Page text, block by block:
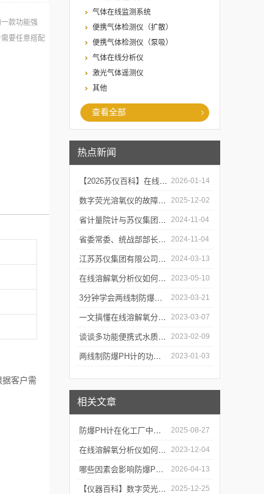
气体在线监测系统
便携气体检测仪（扩散）
便携气体检测仪（泵吸）
气体在线分析仪
激光气体遥测仪
其他
查看全部
热点新闻
【2026苏仪百科】在线溶解氧分析仪的工作原及应用领域 2026-01-14
数字荧光溶氧仪的故障诊断与可靠性分析 2025-12-02
省计量院计与苏仪集团开展党建共建活动 2024-11-04
省委常委、统战部部长胡广杰来金调研 2024-11-04
江苏苏仪集团有限公司感恩回顾2023 携手并进2024 2024-03-13
在线溶解氧分析仪如何校准和维护？ 2023-05-10
3分钟学会两线制防爆PH计的操作步骤 2023-03-21
一文搞懂在线溶解氧分析仪的10个性能特点 2023-03-07
谈谈多功能便携式水质分析仪的功能特点 2023-02-09
两线制防爆PH计的功能特点有哪些？看完下文就知道了 2023-01-03
相关文章
防爆PH计在化工厂中的重要性 2025-08-27
在线溶解氧分析仪如何测量溶解氧浓度？ 2023-12-04
哪些因素会影响防爆PH计的测量结果？ 2026-04-13
【仪器百科】数字荧光溶氧仪的数据处理与分析技术 2025-12-25
款功能强
要任意搭配
客户需